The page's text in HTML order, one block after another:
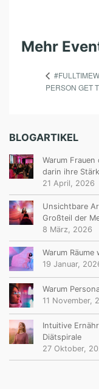
Mehr
PERSON GET
BLOGARTIKEL
Warum
darin ihre
21 April, 2026
Unsichtbare
Großteil der
8 März, 2026
Warum
19 Januar,
Warum
11 November,
Intuitive
Diätspirale
27 Oktober,